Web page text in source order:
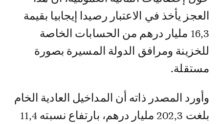
العجز يأخذ في الاعتبار رصيدا إيجابيا بقيمة
16,3 مليار درهم من الحسابات الخاصة
للخزينة ومرافق الدولة المسيرة بصورة
مستقلة.
وأورد المصدر ذاته أن المداخيل العادية الخام
بلغت 202,3 مليار درهم، بارتفاع نسبته 11,4